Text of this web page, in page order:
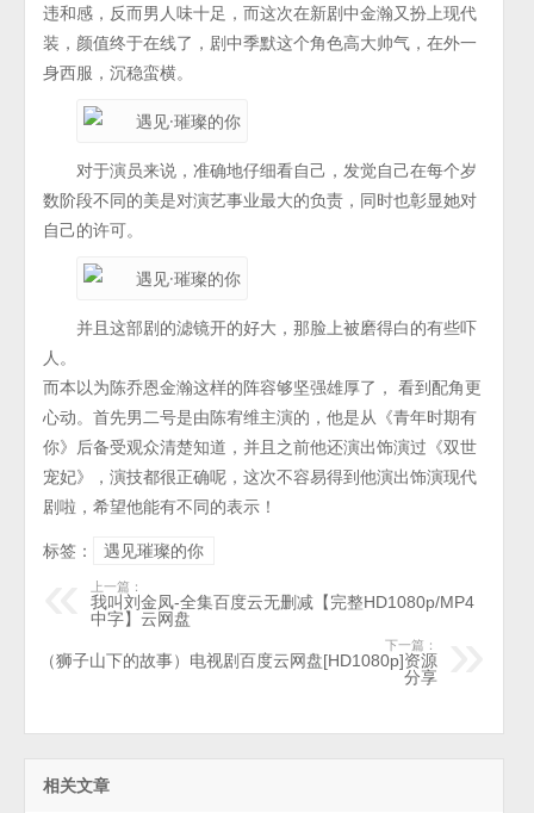
违和感，反而男人味十足，而这次在新剧中金瀚又扮上现代
装，颜值终于在线了，剧中季默这个角色高大帅气，在外一
身西服，沉稳蛮横。
对于演员来说，准确地仔细看自己，发觉自己在每个岁
数阶段不同的美是对演艺事业最大的负责，同时也彰显她对
自己的许可。
并且这部剧的滤镜开的好大，那脸上被磨得白的有些吓
人。
而本以为陈乔恩金瀚这样的阵容够坚强雄厚了， 看到配角更
心动。首先男二号是由陈宥维主演的，他是从《青年时期有
你》后备受观众清楚知道，并且之前他还演出饰演过《双世
宠妃》，演技都很正确呢，这次不容易得到他演出饰演现代
剧啦，希望他能有不同的表示！
标签：
遇见璀璨的你
上一篇：
我叫刘金凤-全集百度云无删减【完整HD1080p/MP4
中字】云网盘
下一篇：
（狮子山下的故事）电视剧百度云网盘[HD1080p]资源
分享
相关文章